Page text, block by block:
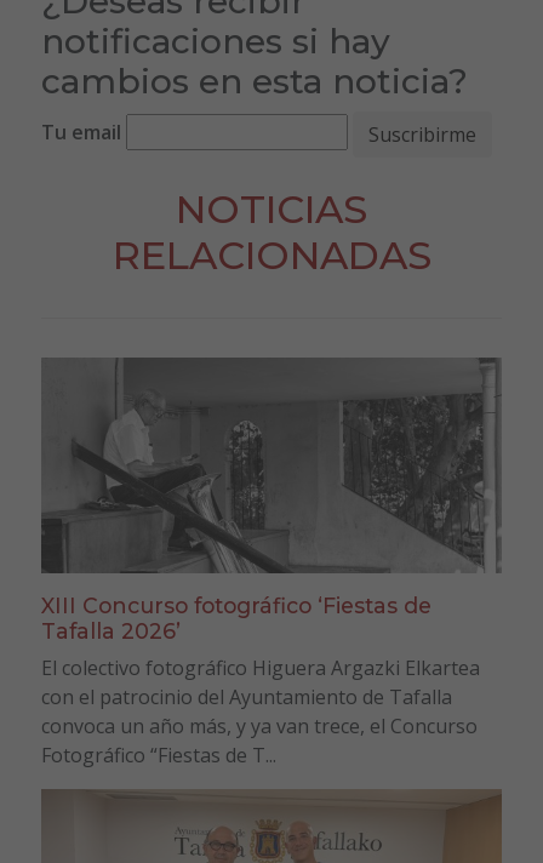
notificaciones si hay
cambios en esta noticia?
Tu email
NOTICIAS
RELACIONADAS
XIII Concurso fotográfico ‘Fiestas de
Tafalla 2026’
El colectivo fotográfico Higuera Argazki Elkartea
con el patrocinio del Ayuntamiento de Tafalla
convoca un año más, y ya van trece, el Concurso
Fotográfico “Fiestas de T...